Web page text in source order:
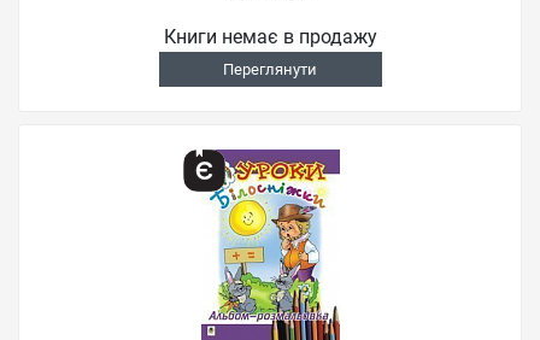
Книги немає в продажу
Переглянути